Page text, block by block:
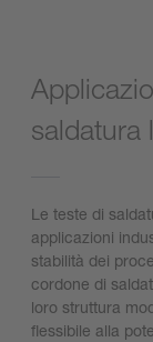
saldatura
Le teste di
applicazioni
stabilità dei
cordone di
loro struttura
flessibile alla